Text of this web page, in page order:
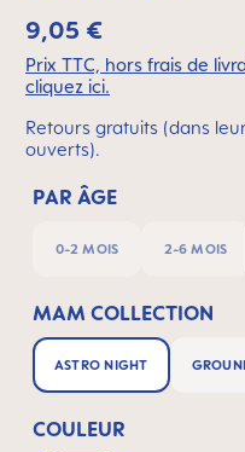
9,05 €
Prix TTC, hors frais de
cliquez ici.
Retours gratuits (dans
ouverts).
PAR ÂGE
0-2 MOIS 2-6 MOIS
MAM COLLECTION
ASTRO NIGHT
COULEUR